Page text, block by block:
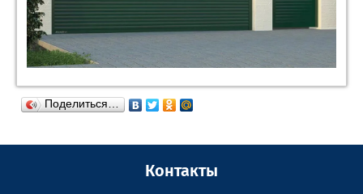
Поделиться…
Контакты